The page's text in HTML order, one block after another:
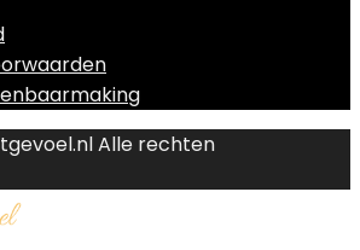
Alle rechten